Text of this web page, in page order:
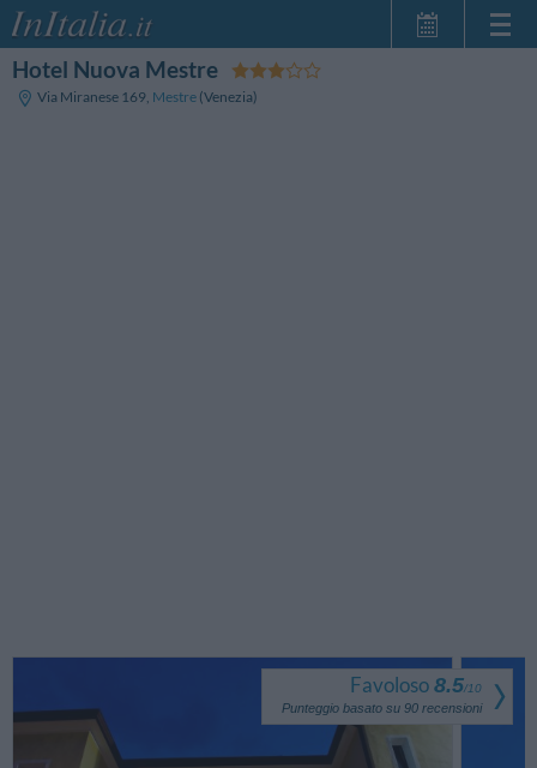
Hotel Nuova Mestre
Via Miranese 169, Mestre (Venezia)
Favoloso 8.5/10
Punteggio basato su 90 recensioni